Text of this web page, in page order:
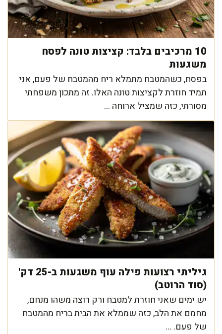
10 מרכיבים בלבד: קציצות טונה לפסח
משגעות
בפסח, כשהמטבח מתמלא ריח מהמטבח של פעם, אני
תמיד חוזרת לקציצות טונה האלו. זה מתכון משפחתי
מסורתי, כזה שמציל ארוחה ...
גיליתי רצועות פילה עוף משגעות ב-25 דק'
(סוד הרוטב)
יש ימים שאני חוזרת למטבח ורק רוצה משהו מנחם,
מחמם את הלב, כזה שממלא את הבית בריח מהמטבח
של פעם. ...